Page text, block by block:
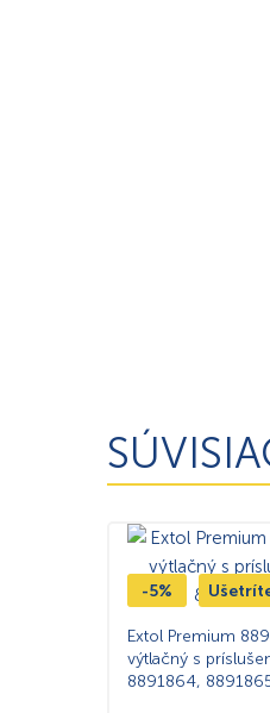
-5%
Extol Premium
výtlačný s
8891864,